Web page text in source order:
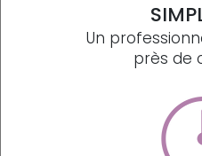
Un
près de